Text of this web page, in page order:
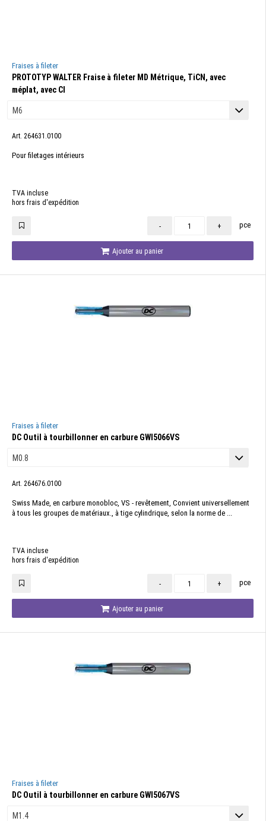
Fraises à fileter
PROTOTYP WALTER Fraise à fileter MD Métrique, TiCN, avec
méplat, avec CI
Art. 264631.0100
Pour filetages intérieurs
TVA incluse
hors frais d'expédition
- + pce
Ajouter au panier
Fraises à fileter
DC Outil à tourbillonner en carbure GWI5066VS
Art. 264676.0100
Swiss Made, en carbure monobloc, VS - revêtement, Convient universellement
à tous les groupes de matériaux., à tige cylindrique, selon la norme de ...
TVA incluse
hors frais d'expédition
- + pce
Ajouter au panier
Fraises à fileter
DC Outil à tourbillonner en carbure GWI5067VS